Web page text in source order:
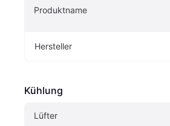
Produktname
Hersteller
Kühlung
Lüfter